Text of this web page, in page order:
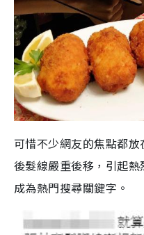
可惜不少網友的焦點都
後髮線嚴重後移，引起
成為熱門搜尋關鍵字。